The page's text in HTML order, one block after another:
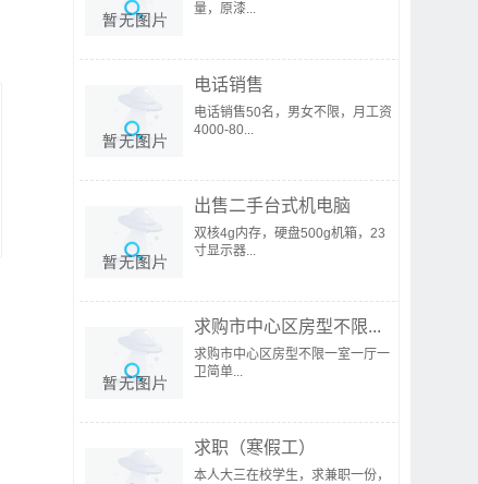
量，原漆...
电话销售
电话销售50名，男女不限，月工资
4000-80...
出售二手台式机电脑
双核4g内存，硬盘500g机箱，23
寸显示器...
求购市中心区房型不限...
求购市中心区房型不限一室一厅一
卫简单...
求职（寒假工）
本人大三在校学生，求兼职一份，